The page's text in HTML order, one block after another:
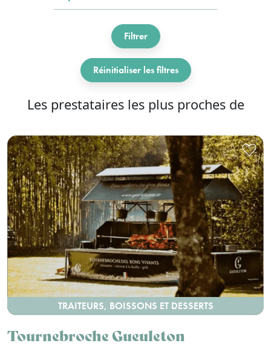
Filtrer
Réinitialiser les filtres
Les prestataires les plus proches de
TRAITEURS, BOISSONS ET DESSERTS
Tournebroche Gueuleton